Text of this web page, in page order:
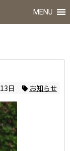
MENU
日 お知らせ